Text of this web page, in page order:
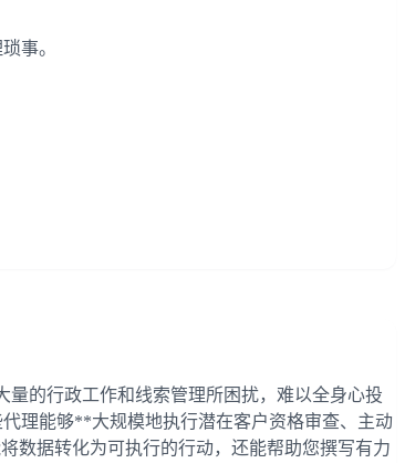
事。
的行政工作和线索管理所困扰，难以全身心投
理能够**大规模地执行潜在客户资格审查、主动
数据转化为可执行的行动，还能帮助您撰写有力